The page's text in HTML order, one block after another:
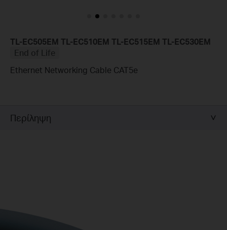
TL-EC505EM TL-EC510EM TL-EC515EM TL-EC530EM
End of Life
Ethernet Networking Cable CAT5e
Περίληψη